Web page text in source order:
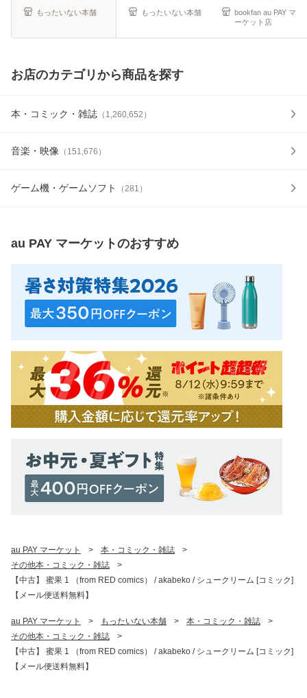
もったいない本舗 もったいない本舗
bookfan au PAY マ
ーケット店
お店のカテゴリから商品を探す
本・コミック・雑誌 （ 1,260,652 ）
音楽・映像 （ 151,676 ）
ゲーム機・ゲームソフト （281 ）
au PAY マーケットのおすすめ
au PAY マーケット > 本・コミック・雑誌
>
その他本・コミック・雑誌
>
【中古】 蜜果 1 （from RED comics） / akabeko / シュークリーム [コミック]
【メール便送料無料】
au PAY マーケット > もったいない本舗 > 本・コミック・雑誌
>
その他本・コミック・雑誌
>
【中古】 蜜果 1 （from RED comics） / akabeko / シュークリーム [コミック]
【メール便送料無料】